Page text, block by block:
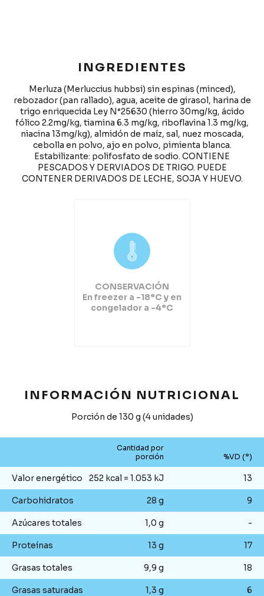
INGREDIENTES
Merluza (Merluccius hubbsi) sin espinas (minced),
rebozador (pan rallado), agua, aceite de girasol, harina de
trigo enriquecida Ley N°25630 (hierro 30mg/kg, ácido
fólico 2.2mg/kg, tiamina 6.3 mg/kg, riboflavina 1.3 mg/kg,
niacina 13mg/kg), almidón de maíz, sal, nuez moscada,
cebolla en polvo, ajo en polvo, pimienta blanca.
Estabilizante: polifosfato de sodio. CONTIENE
PESCADOS Y DERVIADOS DE TRIGO. PUEDE
CONTENER DERIVADOS DE LECHE, SOJA Y HUEVO.
CONSERVACIÓN
En freezer a -18°C y en
congelador a -4°C
INFORMACIÓN NUTRICIONAL
Porción de 130 g (4 unidades)
Cantidad por
porción
%VD (*)
Valor energético 252 kcal = 1.053 kJ 13
Carbohidratos 28 g 9
Azúcares totales 1,0 g -
Proteínas 13 g 17
Grasas totales 9,9 g 18
Grasas saturadas 1,3 g 6